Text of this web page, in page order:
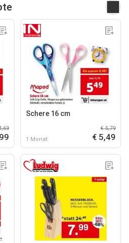
Schere 16 cm
1 Monat
€ 5,79
€ 5,49